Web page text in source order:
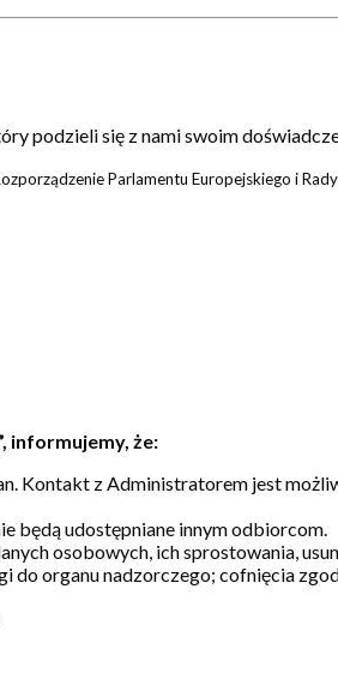
podzieli się z nami swoim
Parlamentu Europejskiego i
informujemy, że:
Kontakt z Administratorem jest
będą udostępniane innym odbiorcom.
osobowych, ich sprostowania,
organu nadzorczego; cofnięcia